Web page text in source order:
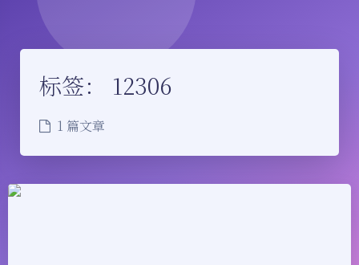
标签： 12306
1 篇文章